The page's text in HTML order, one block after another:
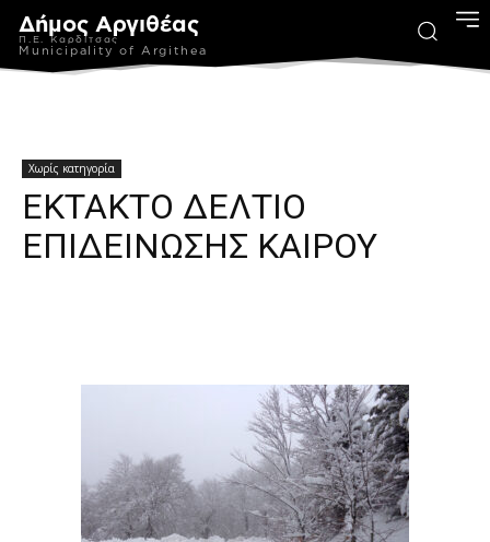
Δήμος Αργιθέας
Π.Ε. Καρδίτσας
Municipality of Argithea
Χωρίς κατηγορία
ΕΚΤΑΚΤΟ ΔΕΛΤΙΟ
ΕΠΙΔΕΙΝΩΣΗΣ ΚΑΙΡΟΥ